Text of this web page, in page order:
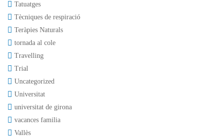
Tatuatges
Tècniques de respiració
Teràpies Naturals
tornada al cole
Travelling
Trial
Uncategorized
Universitat
universitat de girona
vacances familia
Vallès